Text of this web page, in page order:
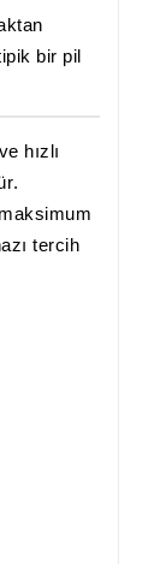
bir pil
hızlı
.
tercih